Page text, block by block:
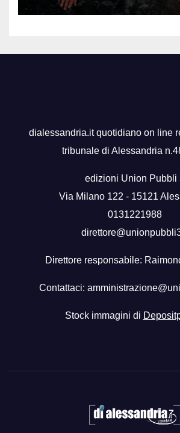
dialessandria.it quotidiano on line
tribunale di Alessandria
edizioni Union Pubbli
Via Milano 122 - 15121
0131221988
Direttore responsabile:
Contattaci:
Stock immagini di